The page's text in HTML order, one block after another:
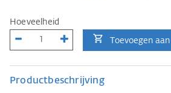
Hoeveelheid
Toevoegen
Productbeschrijving